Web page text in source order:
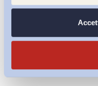
*Pubblicato anche inIl